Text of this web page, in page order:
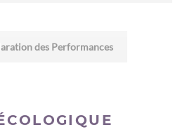
des Performances